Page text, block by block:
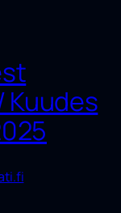
Kuudes